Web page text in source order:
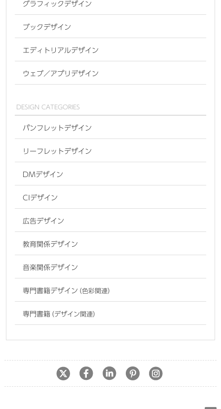
グラフィックデザイン
ブックデザイン
エディトリアルデザイン
ウェブ／アプリデザイン
DESIGN CATEGORIES
パンフレットデザイン
リーフレットデザイン
DMデザイン
CIデザイン
広告デザイン
教育関係デザイン
音楽関係デザイン
専門書籍デザイン（色彩関連）
専門書籍（デザイン関連）